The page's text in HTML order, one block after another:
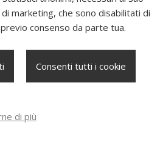
marketing, che sono disabilitati di
consenso da parte tua.
Consenti tutti i cookie
di più